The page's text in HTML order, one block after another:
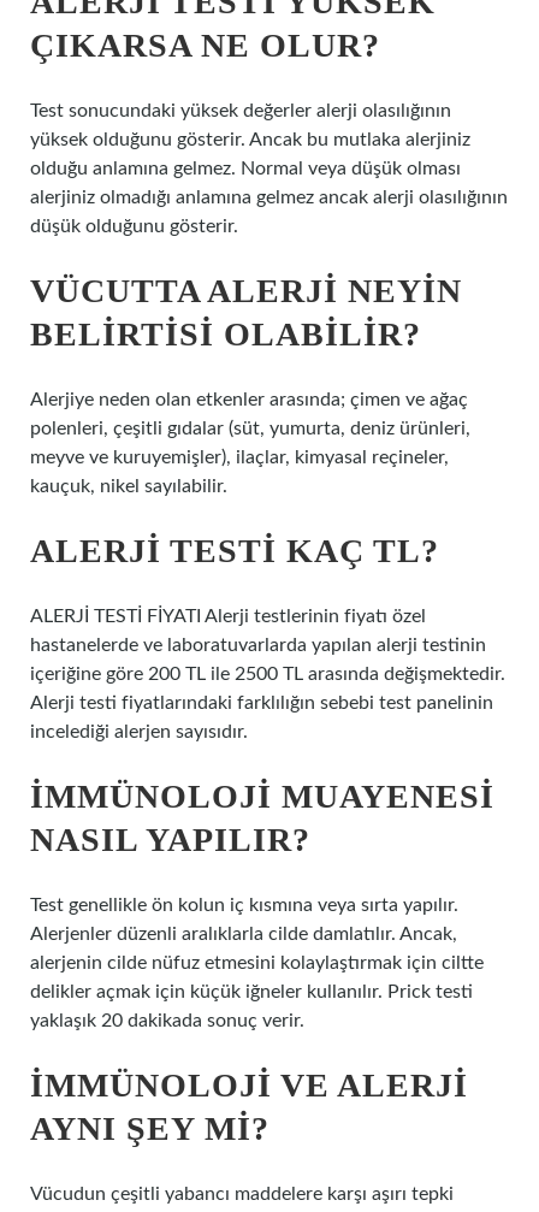
ÇIKARSA NE OLUR?
Test sonucundaki yüksek değerler alerji olasılığının
yüksek olduğunu gösterir. Ancak bu mutlaka alerjiniz
olduğu anlamına gelmez. Normal veya düşük olması
alerjiniz olmadığı anlamına gelmez ancak alerji olasılığının
düşük olduğunu gösterir.
VÜCUTTA ALERJI NEYIN
BELIRTISI OLABILIR?
Alerjiye neden olan etkenler arasında; çimen ve ağaç
polenleri, çeşitli gıdalar (süt, yumurta, deniz ürünleri,
meyve ve kuruyemişler), ilaçlar, kimyasal reçineler,
kauçuk, nikel sayılabilir.
ALERJI TESTI KAÇ TL?
ALERJİ TESTİ FİYATI Alerji testlerinin fiyatı özel
hastanelerde ve laboratuvarlarda yapılan alerji testinin
içeriğine göre 200 TL ile 2500 TL arasında değişmektedir.
Alerji testi fiyatlarındaki farklılığın sebebi test panelinin
incelediği alerjen sayısıdır.
İMMÜNOLOJI MUAYENESI
NASIL YAPILIR?
Test genellikle ön kolun iç kısmına veya sırta yapılır.
Alerjenler düzenli aralıklarla cilde damlatılır. Ancak,
alerjenin cilde nüfuz etmesini kolaylaştırmak için ciltte
delikler açmak için küçük iğneler kullanılır. Prick testi
yaklaşık 20 dakikada sonuç verir.
İMMÜNOLOJI VE ALERJI
AYNI ŞEY MI?
Vücudun çeşitli yabancı maddelere karşı aşırı tepki